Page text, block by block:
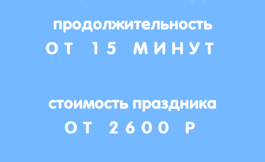
продолжительность
ОТ 15 МИНУТ
стоимость праздника
ОТ 2600 Р